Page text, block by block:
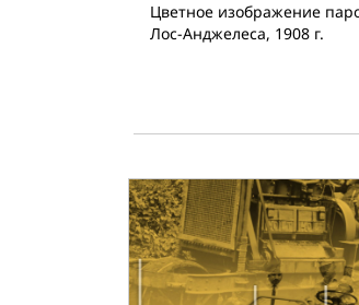
Цветное изображение
Лос-Анджелеса, 1908 г.